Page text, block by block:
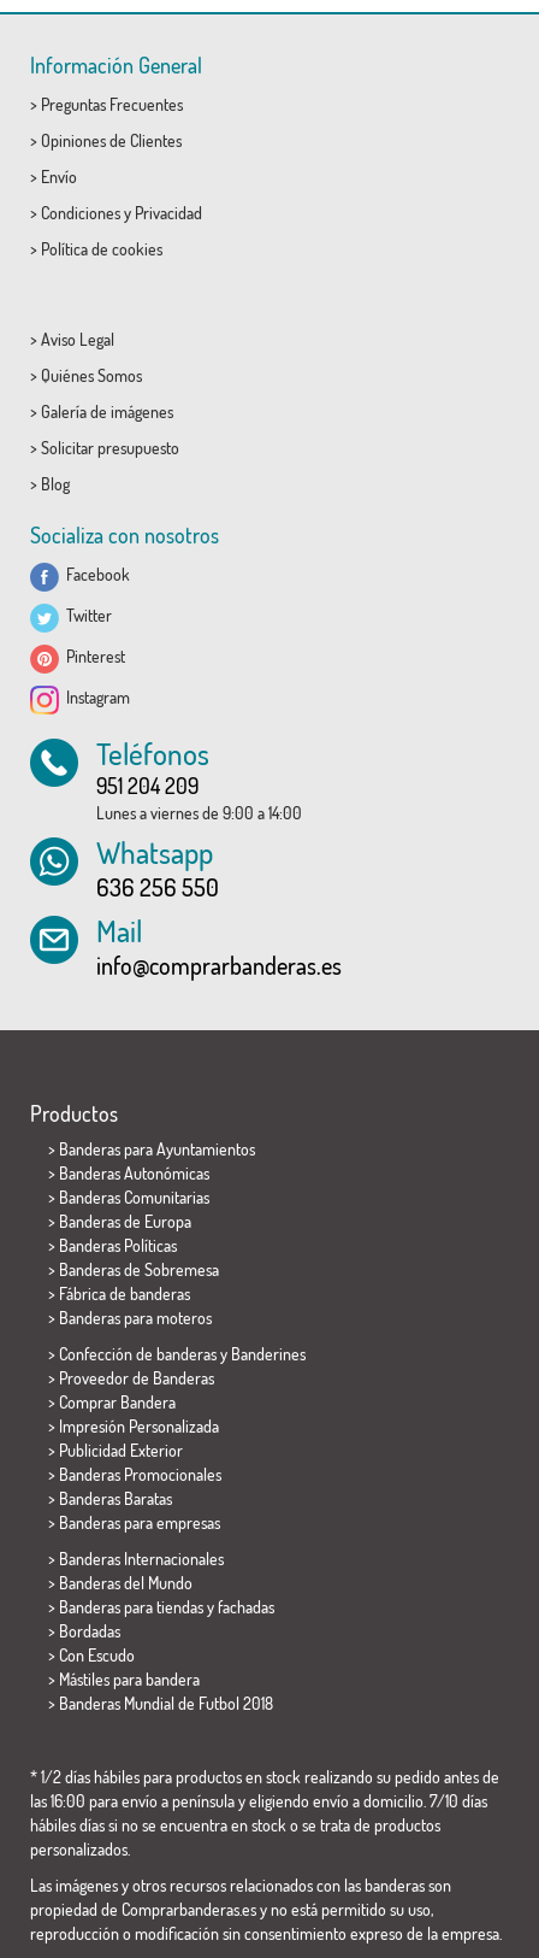
Información General
> Preguntas Frecuentes
> Opiniones de Clientes
> Envío
> Condicionesy Privacidad
> Política de cookies
> Aviso Legal
> Quiénes Somos
> Galería de imágenes
> Solicitar presupuesto
> Blog
Socializa con nosotros
Facebook
Twitter
Pinterest
Instagram
Teléfonos
951 204 209
Lunes a viernes de 9:00 a 14:00
Whatsapp
636 256 550
Mail
info@comprarbanderas.es
Productos
> Banderas para Ayuntamientos
> Banderas Autonómicas
> Banderas Comunitarias
> Banderas de Europa
> Banderas Políticas
> Banderas de Sobremesa
> Fábrica de banderas
> Banderas para moteros
> Confección de banderas y Banderines
> Proveedor de Banderas
> Comprar Bandera
> Impresión Personalizada
> Publicidad Exterior
> Banderas Promocionales
> Banderas Baratas
> Banderas para empresas
> Banderas Internacionales
> Banderas del Mundo
> Banderas para tiendas y fachadas
> Bordadas
> Con Escudo
> Mástiles para bandera
> Banderas Mundial de Futbol 2018
* 1/2 días hábiles para productos en stock realizando su pedido antes de
las 16:00 para envío a península y eligiendo envío a domicilio. 7/10 días
hábiles días si no se encuentra en stock o se trata de productos
personalizados.
Las imágenes y otros recursos relacionados con las banderas son
propiedad de Comprarbanderas.es y no está permitido su uso,
reproducción o modificación sin consentimiento expreso de la empresa.